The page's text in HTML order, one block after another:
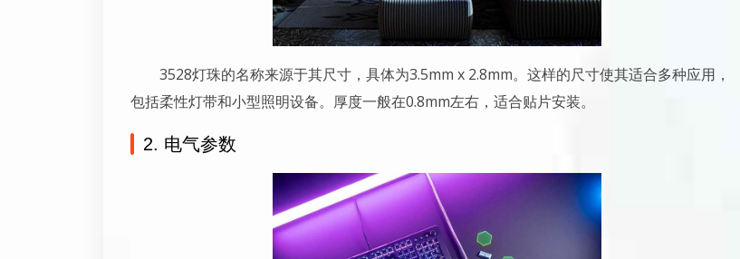
3528灯珠的名称来源于其尺寸，具体为3.5mm x 2.8mm。这样的尺寸使其适合多种应用，
包括柔性灯带和小型照明设备。厚度一般在0.8mm左右，适合贴片安装。
2. 电气参数